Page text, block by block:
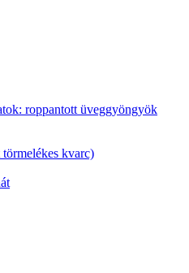
roppantott üveggyöngyök
törmelékes kvarc)